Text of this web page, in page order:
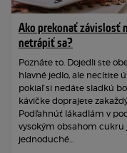
Ako prekonať závislosť
netrápiť sa?
Poznáte to. Dojedli ste
hlavné jedlo, ale necítite
pokiaľ si nedáte sladkú
kávičke doprajete
Podľahnúť lákadlám v
vysokým obsahom cukru
jednoduché...